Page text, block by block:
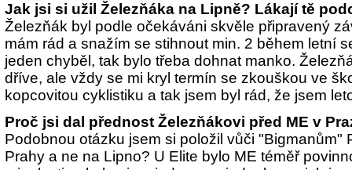
Jak jsi si užil Železňáka na Lipně? Lákají tě
Železňák byl podle očekáváni skvěle připravený
mám rád a snažím se stihnout min. 2 během letní
jeden chyběl, tak bylo třeba dohnat manko.
dříve, ale vždy se mi kryl termín se zkouškou ve
kopcovitou cyklistiku a tak jsem byl rád, že jsem
Proč jsi dal přednost Železňákovi před ME v
Podobnou otázku jsem si položil vůči "Bigmanům"
Prahy a ne na Lipno? U Elite bylo ME téměř